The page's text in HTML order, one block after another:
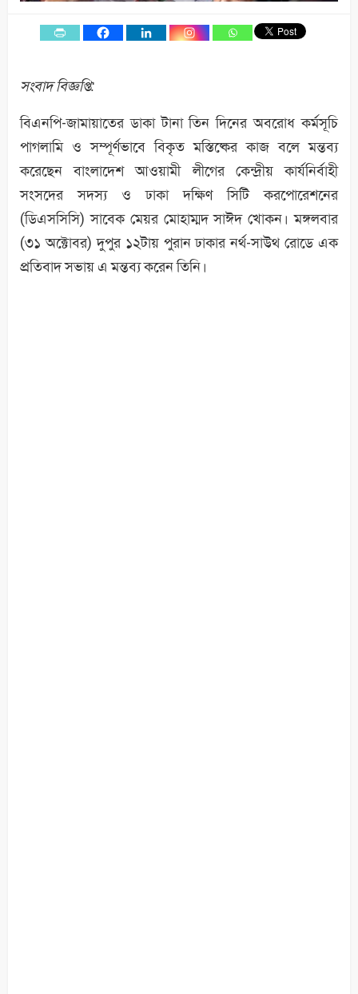
সংবাদ বিজ্ঞপ্তি:
বিএনপি-জামায়াতের ডাকা টানা তিন দিনের অবরোধ কর্মসূচি
পাগলামি ও সম্পূর্ণভাবে বিকৃত মস্তিষ্কের কাজ বলে মন্তব্য
করেছেন বাংলাদেশ আওয়ামী লীগের কেন্দ্রীয় কার্যনির্বাহী
সংসদের সদস্য ও ঢাকা দক্ষিণ সিটি করপোরেশনের
(ডিএসসিসি) সাবেক মেয়র মোহাম্মদ সাঈদ খোকন। মঙ্গলবার
(৩১ অক্টোবর) দুপুর ১২টায় পুরান ঢাকার নর্থ-সাউথ রোডে এক
প্রতিবাদ সভায় এ মন্তব্য করেন তিনি।